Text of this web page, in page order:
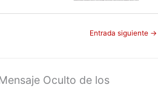
Entrada siguiente →
Oculto de los